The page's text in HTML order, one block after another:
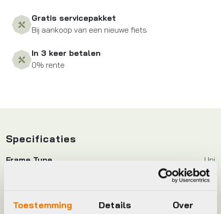
Toestemming Details Over
Gratis servicepakket
Bij aankoop van een nieuwe fiets
In 3 keer betalen
0% rente
Specificaties
Frame Type Uni